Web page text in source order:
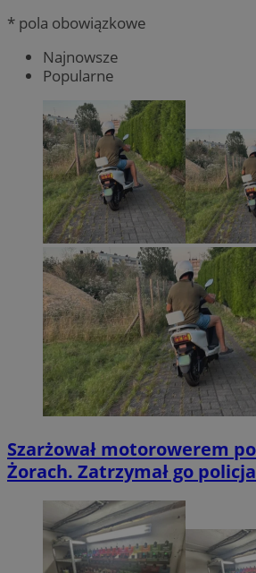
* pola obowiązkowe
Najnowsze
Popularne
Szarżował motorowerem
Żorach. Zatrzymał go